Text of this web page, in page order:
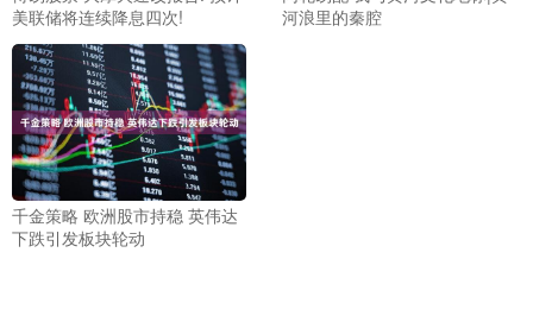
美联储将连续降息四次!
河浪里的秦腔
千金策略 欧洲股市持稳 英伟达
下跌引发板块轮动